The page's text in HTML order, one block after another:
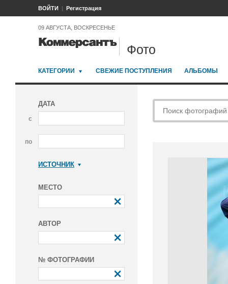
ВОЙТИ Регистрация
09 АВГУСТА, ВОСКРЕСЕНЬЕ
Фото
КАТЕГОРИИ СВЕЖИЕ ПОСТУПЛЕНИЯ АЛЬБОМЫ
ДАТА
с
по
ИСТОЧНИК
МЕСТО
АВТОР
№ ФОТОГРАФИИ